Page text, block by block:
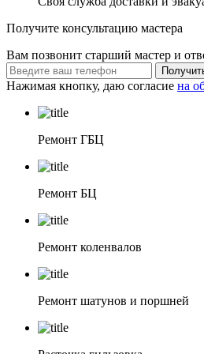
Получите консультацию мастера
Вам позвонит старший мастер и
Нажимая кнопку, даю согласие на
Ремонт ГБЦ
Ремонт БЦ
Ремонт коленвалов
Ремонт шатунов и поршней